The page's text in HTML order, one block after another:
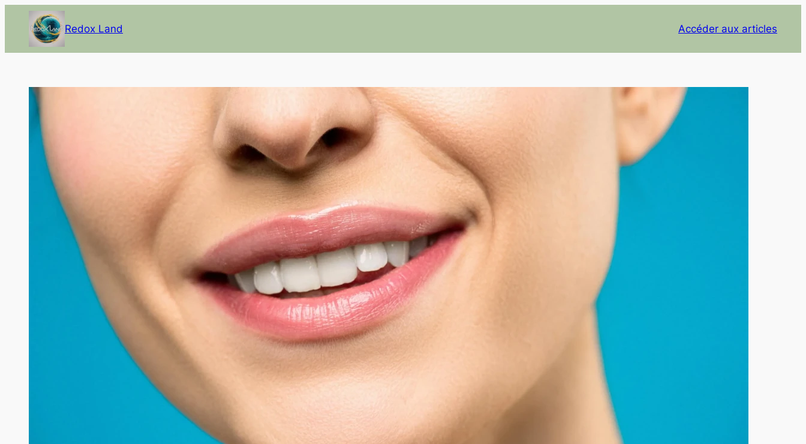
Redox Land Accéder aux articles